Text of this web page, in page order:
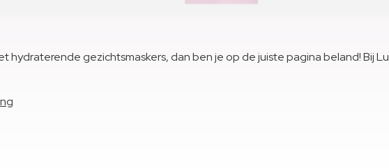
hydraterende gezichtsmaskers, dan ben je op de juiste pagina beland! Bij